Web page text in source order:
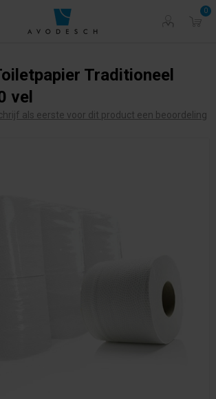
0
Traditioneel
vel
als eerste voor dit product een beoordeling